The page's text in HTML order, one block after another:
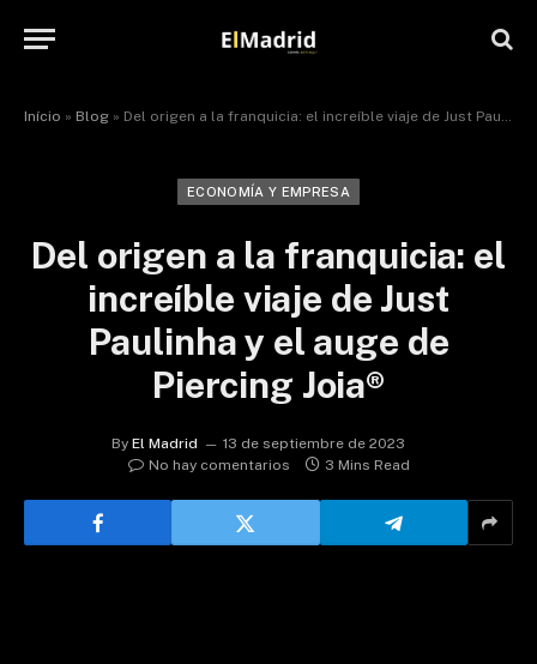
Início » Blog » Del origen a la franquicia: el increíble viaje de Just Paulinha y el auge de Piercing Joia®
ECONOMÍA Y EMPRESA
Del origen a la franquicia: el
increíble viaje de Just
Paulinha y el auge de
Piercing Joia®
By El Madrid
13 de septiembre de 2023
No hay comentarios
3 Mins Read